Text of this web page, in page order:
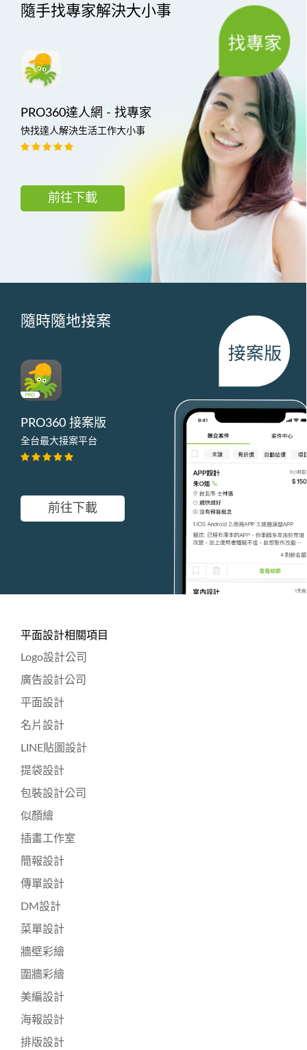
隨手找專家解決大小事
PRO360達人網 - 找專家
快找達人解決生活工作大小事
前往下載
隨時隨地接案
PRO360 接案版
全台最大接案平台
前往下載
平面設計相關項目
Logo設計公司
廣告設計公司
平面設計
名片設計
LINE貼圖設計
提袋設計
包裝設計公司
似顏繪
插畫工作室
簡報設計
傳單設計
DM設計
菜單設計
牆壁彩繪
圍牆彩繪
美編設計
海報設計
排版設計